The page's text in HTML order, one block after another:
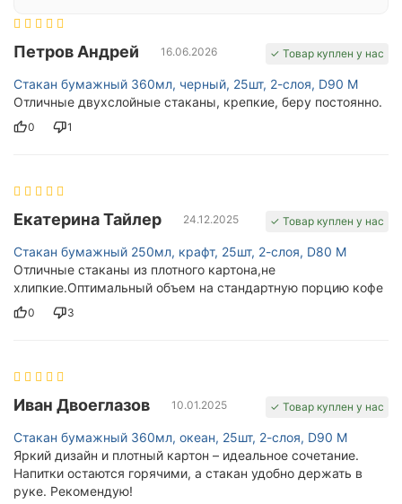
Петров Андрей 16.06.2026 ✓ Товар куплен у нас
Стакан бумажный 360мл, черный, 25шт, 2-слоя, D90 M
Отличные двухслойные стаканы, крепкие, беру постоянно.
0 1
Екатерина Тайлер 24.12.2025 ✓ Товар куплен у нас
Стакан бумажный 250мл, крафт, 25шт, 2-слоя, D80 M
Отличные стаканы из плотного картона,не
хлипкие.Оптимальный объем на стандартную порцию кофе
0 3
Иван Двоеглазов 10.01.2025 ✓ Товар куплен у нас
Стакан бумажный 360мл, океан, 25шт, 2-слоя, D90 M
Яркий дизайн и плотный картон – идеальное сочетание.
Напитки остаются горячими, а стакан удобно держать в
руке. Рекомендую!